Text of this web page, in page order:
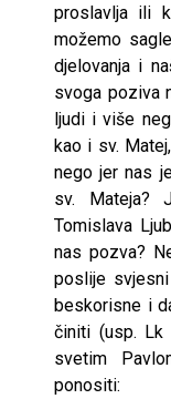
proslavlja ili
možemo
djelovanja i
svoga poziva
ljudi i više
kao i sv.
nego jer nas
sv. Mateja?
Tomislava
nas pozva?
poslije
beskorisne i
činiti (usp. Lk
svetim
ponositi: